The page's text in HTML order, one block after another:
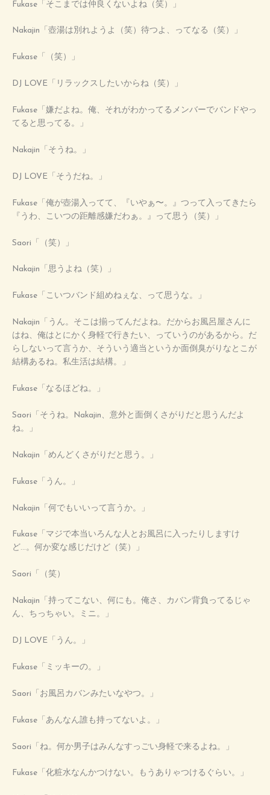
Fukase「そこまでは仲良くないよね（笑）」
Nakajin「壺湯は別れようよ（笑）待つよ、ってなる（笑）」
Fukase「（笑）」
DJ LOVE「リラックスしたいからね（笑）」
Fukase「嫌だよね。俺、それがわかってるメンバーでバンドやっ
てると思ってる。」
Nakajin「そうね。」
DJ LOVE「そうだね。」
Fukase「俺が壺湯入ってて、『いやぁ〜。』つって入ってきたら
『うわ、こいつの距離感嫌だわぁ。』って思う（笑）」
Saori「（笑）」
Nakajin「思うよね（笑）」
Fukase「こいつバンド組めねぇな、って思うな。」
Nakajin「うん。そこは揃ってんだよね。だからお風呂屋さんに
はね、俺はとにかく身軽で行きたい、っていうのがあるから。だ
らしないって言うか、そういう適当というか面倒臭がりなとこが
結構あるね。私生活は結構。」
Fukase「なるほどね。」
Saori「そうね。Nakajin、意外と面倒くさがりだと思うんだよ
ね。」
Nakajin「めんどくさがりだと思う。」
Fukase「うん。」
Nakajin「何でもいいって言うか。」
Fukase「マジで本当いろんな人とお風呂に入ったりしますけ
ど…。何か変な感じだけど（笑）」
Saori「（笑）
Nakajin「持ってこない、何にも。俺さ、カバン背負ってるじゃ
ん、ちっちゃい。ミニ。」
DJ LOVE「うん。」
Fukase「ミッキーの。」
Saori「お風呂カバンみたいなやつ。」
Fukase「あんなん誰も持ってないよ。」
Saori「ね。何か男子はみんなすっごい身軽で来るよね。」
Fukase「化粧水なんかつけない。もうありゃつけるぐらい。」